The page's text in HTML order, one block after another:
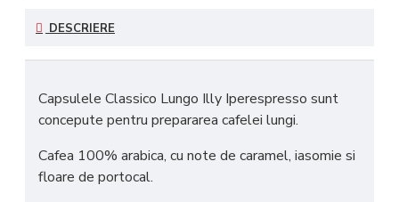
DESCRIERE
Capsulele Classico Lungo Illy Iperespresso sunt
concepute pentru prepararea cafelei lungi.
Cafea 100% arabica, cu note de caramel, iasomie si
floare de portocal.